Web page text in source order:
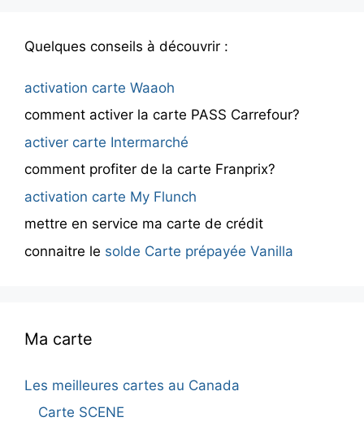
Quelques conseils à découvrir :
activation carte Waaoh
comment activer la carte PASS Carrefour?
activer carte Intermarché
comment profiter de la carte Franprix?
activation carte My Flunch
mettre en service ma carte de crédit
connaitre le solde Carte prépayée Vanilla
Ma carte
Les meilleures cartes au Canada
Carte SCENE